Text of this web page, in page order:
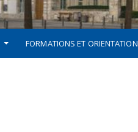
FORMATIONS ET ORIENTATION